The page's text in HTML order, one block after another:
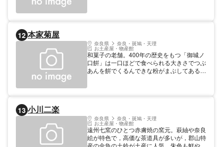
12 本家菊屋
奈良県 奈良・斑鳩・天理
お土産屋・物産館
和菓子の老舗。400年の歴史をもつ「御城ノ
口餠」は一口ほどで食べられる大きさでつぶ
あんを餠でくるんできな粉がまぶしてある。
13 小川二楽
奈良県 奈良・斑鳩・天理
お土産屋・物産館
遠州七窯のひとつ赤膚焼の窯元。萩紬や奈良
絵が特色で，高価な茶道具が多いが，郡山特
産の金魚の土鈴が土産に人気。朱色も鮮やか